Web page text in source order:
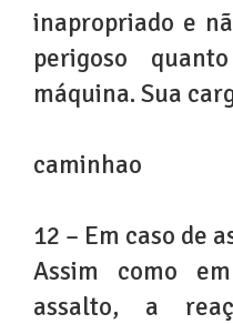
inapropriado e
perigoso
máquina. Sua
caminhao
12 – Em caso de
Assim como
assalto, a